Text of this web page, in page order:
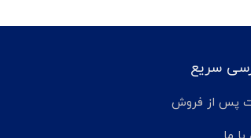
سریع
پس از فروش